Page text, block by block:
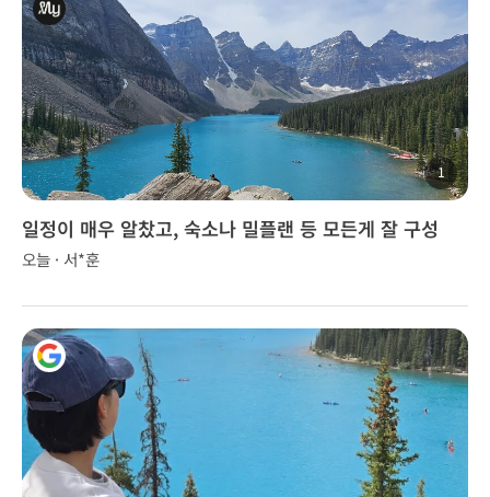
1
일정이 매우 알찼고, 숙소나 밀플랜 등 모든게 잘 구성
오늘 · 서*훈